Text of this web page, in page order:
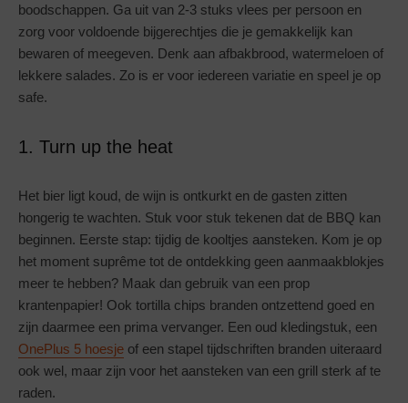
boodschappen. Ga uit van 2-3 stuks vlees per persoon en
zorg voor voldoende bijgerechtjes die je gemakkelijk kan
bewaren of meegeven. Denk aan afbakbrood, watermeloen of
lekkere salades. Zo is er voor iedereen variatie en speel je op
safe.
1. Turn up the heat
Het bier ligt koud, de wijn is ontkurkt en de gasten zitten
hongerig te wachten. Stuk voor stuk tekenen dat de BBQ kan
beginnen. Eerste stap: tijdig de kooltjes aansteken. Kom je op
het moment suprême tot de ontdekking geen aanmaakblokjes
meer te hebben? Maak dan gebruik van een prop
krantenpapier! Ook tortilla chips branden ontzettend goed en
zijn daarmee een prima vervanger. Een oud kledingstuk, een
OnePlus 5 hoesje of een stapel tijdschriften branden uiteraard
ook wel, maar zijn voor het aansteken van een grill sterk af te
raden.